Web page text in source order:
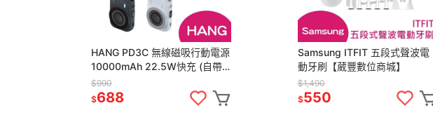
HANG PD3C 無線磁吸行動電源
10000mAh 22.5W快充 (自帶
Typec線/Lightning線)
$990
$688
Samsung ITFIT 五段式聲波電
動牙刷【葳豐數位商城】
$1,490
$550